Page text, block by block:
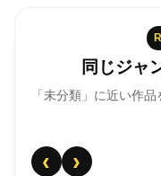
同じジャ
「未分類」に近い作
‹ ›